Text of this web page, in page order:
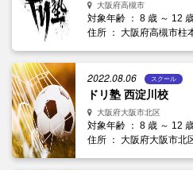
大阪府高槻市
対象年齢 ： 8 歳 ～ 12
住所 ： 大阪府高槻市柱
2022.08.06 スクール
ドリ塾 西淀川校
大阪府大阪市北区
対象年齢 ： 8 歳 ～ 12
住所 ： 大阪府大阪市北